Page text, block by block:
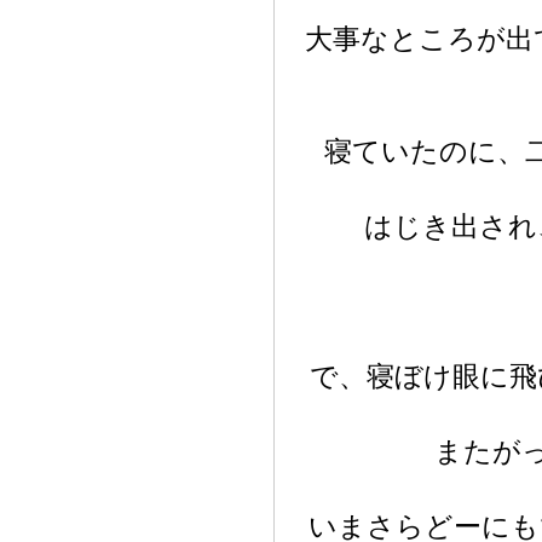
大事なところが
寝ていたのに、
はじき出さ
で、寝ぼけ眼に
またが
いまさらどーに